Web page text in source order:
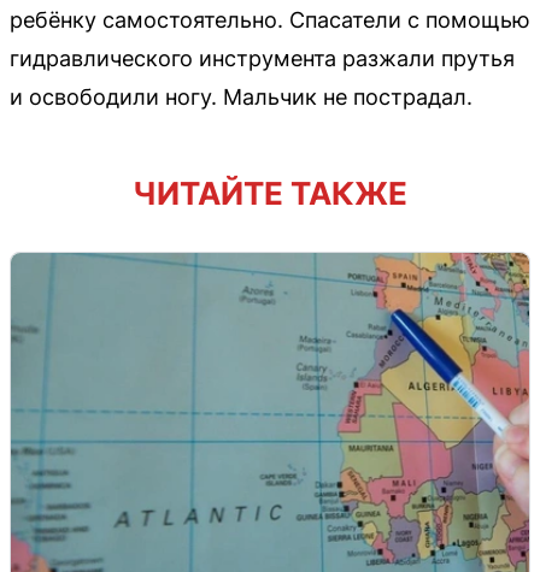
ребёнку самостоятельно. Спасатели с помощью
гидравлического инструмента разжали прутья
и освободили ногу. Мальчик не пострадал.
ЧИТАЙТЕ ТАКЖЕ